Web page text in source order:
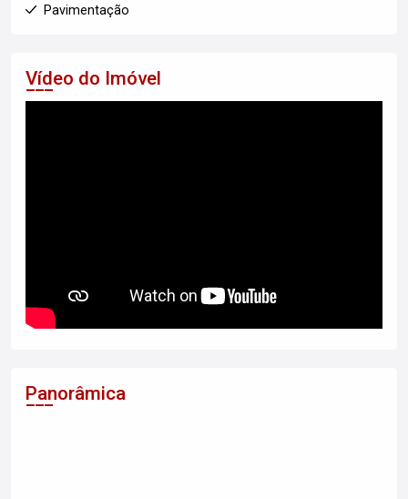
Pavimentação
Vídeo do Imóvel
Panorâmica